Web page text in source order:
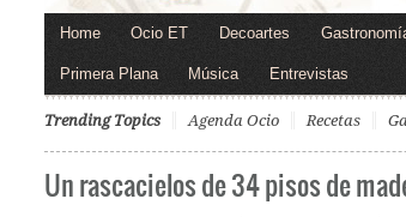
Home Ocio ET Decoartes
Primera Plana Música Entrevistas
Trending Topics Agenda Ocio Recetas
Un rascacielos de 34 pisos de